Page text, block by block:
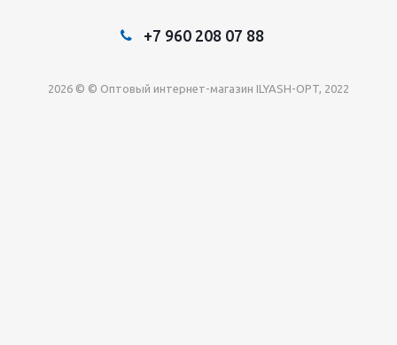
+7 960 208 07 88
2026 © © Оптовый интернет-магазин ILYASH-OPT, 2022